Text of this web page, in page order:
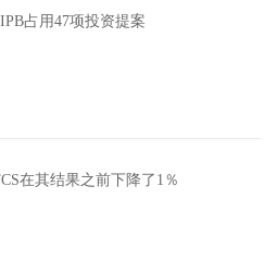
占用47项投资提案
在其结果之前下降了1％